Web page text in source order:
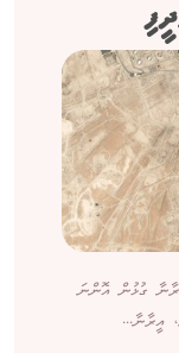
ގުޅުން އޮންނަ
އީރާނާ...